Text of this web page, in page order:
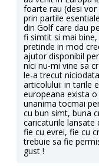
foarte rau (desi vor
prin partile
din Golf care dau
fi simtit si mai
pretinde in mod
ajutor disponibil
nici nu-mi vine sa
le-a trecut
articolului: in tarile
europeana exista
unanima tocmai
cu bun simt, buna
caricaturile lansate
fie cu evrei, fie cu
trebuie sa fie
gust !